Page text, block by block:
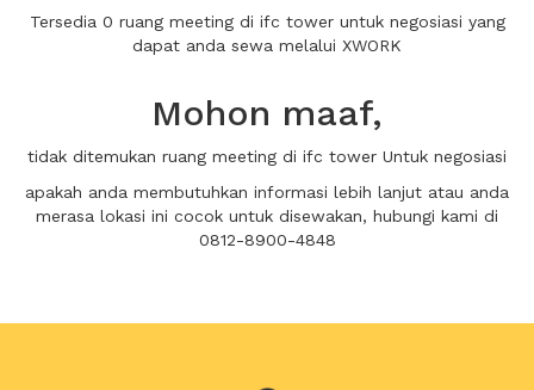
Tersedia 0 ruang meeting di ifc tower untuk negosiasi yang
dapat anda sewa melalui XWORK
Mohon maaf,
tidak ditemukan ruang meeting di ifc tower Untuk negosiasi
apakah anda membutuhkan informasi lebih lanjut atau anda
merasa lokasi ini cocok untuk disewakan, hubungi kami di
0812-8900-4848